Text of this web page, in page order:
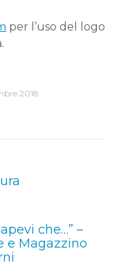
per l’uso del logo
2018
che…” –
e Magazzino